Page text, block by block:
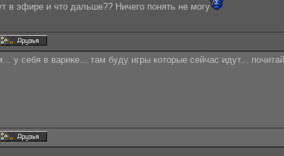
в эфире и что дальше?? Ничего понять не могу
у себя в варике... там буду игры которые сейчас идут...